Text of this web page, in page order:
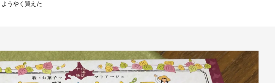
ようやく買えた